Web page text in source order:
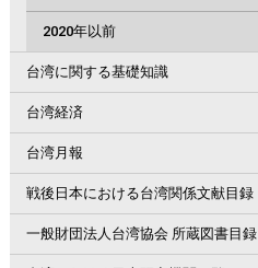
2020年以前
台湾に関する基礎知識
台湾経済
台湾月報
戦後日本における台湾関係文献目録
一般財団法人台湾協会 所蔵図書目録